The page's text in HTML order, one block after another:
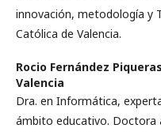
innovación, metodología y
Católica de Valencia.
Rocio Fernández
Valencia
Dra. en Informática,
ámbito educativo. Doctora